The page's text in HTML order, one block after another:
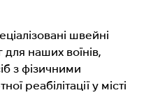
швейні
наших воїнів,
з фізичними
реабілітації у місті